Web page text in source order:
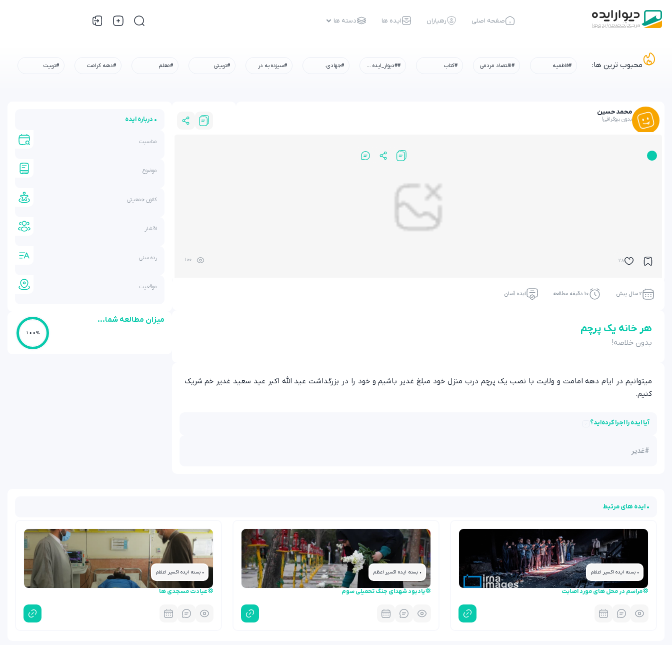
صفحه اصلی رهیاران ایده ها دسته ها
محبوب ترین ها: #فاطمیه #اقتصاد مردمی #کتاب ##دیوار_ایده #رسم_میزبانی #شهادت_امام_رضا #همه_خادم_الرضاییم #جهادی. #سیزده به در #تربیتی #معلم #دهه کرامت #تربیت
• درباره ایده
مناسبت
موضوع
کانون جمعیتی
اقشار
رده سنی
موقعیت
میزان مطالعه شما...
100%
محمد حسین
بدون بیوگرافی!
28
100
2 سال پیش 10 دقیقه مطالعه ایده آسان
هر خانه یک پرچم
بدون خلاصه!
میتوانیم در ایام دهه امامت و ولایت با نصب یک پرچم درب منزل خود مبلغ غدیر باشیم و خود را در بزرگداشت عید الله اکبر عید سعید غدیر خم شریک
کنیم.
آیا ایده را اجرا کرده‌اید؟
#غدیر
• ایده های مرتبط
• بسته ایده اکسیر اعظم
💢مراسم در محل های مورد اصابت
• بسته ایده اکسیر اعظم
💢یادبود شهدای جنگ تحمیلی سوم
• بسته ایده اکسیر اعظم
💢عیادت مسجدی ها